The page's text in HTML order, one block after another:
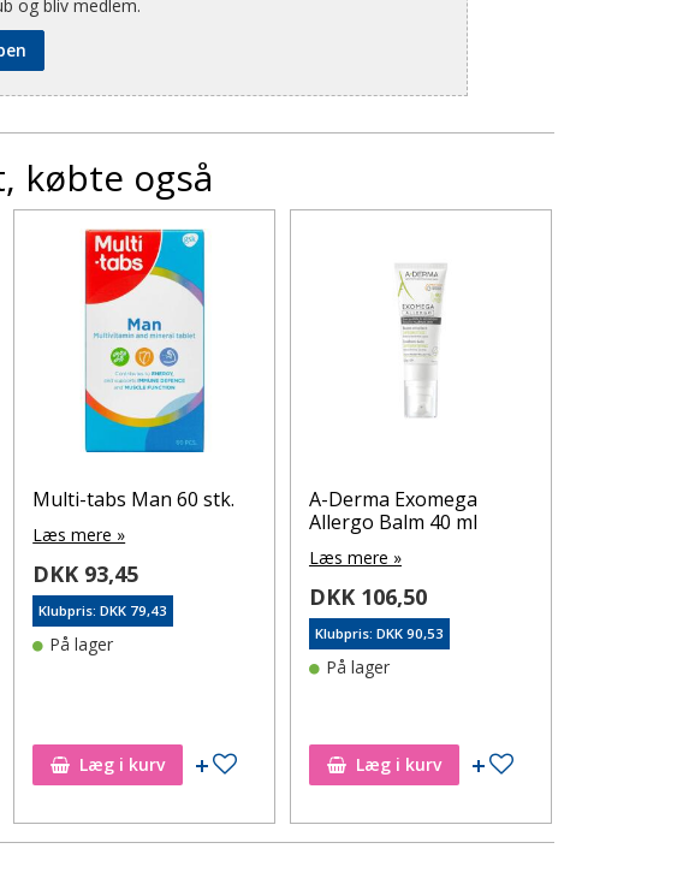
og bliv medlem.
købte også
ønskeseddel
Multi-tabs Man 60 stk.
Læs mere »
DKK 93,45
Klubpris: DKK 79,43
På lager
Læg i kurv Tilføj til ønskeseddel
A-Derma Exomega
Allergo Balm 40 ml
Læs mere »
DKK 106,50
Klubpris: DKK 90,53
På lager
Læg i kurv Tilføj til ønskeseddel